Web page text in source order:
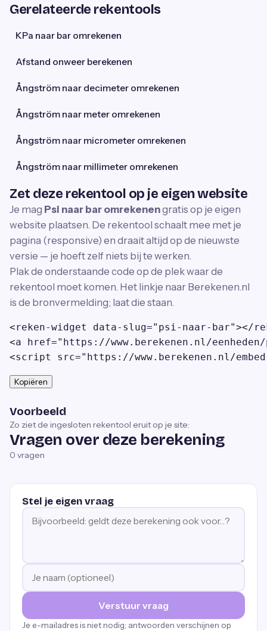
Gerelateerde rekentools
KPa naar bar omrekenen
Afstand onweer berekenen
Ångström naar decimeter omrekenen
Ångström naar meter omrekenen
Ångström naar micrometer omrekenen
Ångström naar millimeter omrekenen
Zet deze rekentool op je eigen website
Je mag Psi naar bar omrekenengratis op je eigen
website plaatsen. De rekentool schaalt mee met je
pagina (responsive) en draait altijd op de nieuwste
versie — je hoeft zelf niets bij te werken.
Plak de onderstaande code op de plek waar de
rekentool moet komen. Het linkje naar Berekenen.nl
is de bronvermelding; laat die staan.
<reken-widget data-slug="psi-naar-bar"></
<a href="https://www.berekenen.nl/
<script src="https://www.berekenen.nl/
Kopiëren
Voorbeeld
Zo ziet de ingesloten rekentool eruit op je site:
Vragen over deze berekening
0 vragen
Stel je eigen vraag
Verstuur vraag
Je e-mailadres is niet nodig; antwoorden verschijnen op